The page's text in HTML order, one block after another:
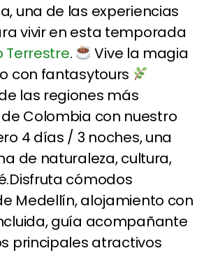
una de las experiencias
vivir en esta temporada
Terrestre.
Vive la magia
con fantasytours
las regiones más
Colombia con nuestro
4 días / 3 noches, una
de naturaleza, cultura,
cómodos
Medellín, alojamiento con
guía acompañante
principales atractivos